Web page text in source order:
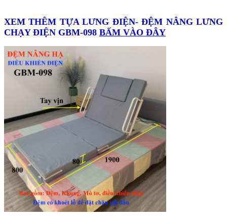
XEM THÊM TỰA LƯNG ĐIỆN- ĐỆM NÂNG LƯNG
CHẠY ĐIỆN GBM-098 BẤM VÀO ĐÂY